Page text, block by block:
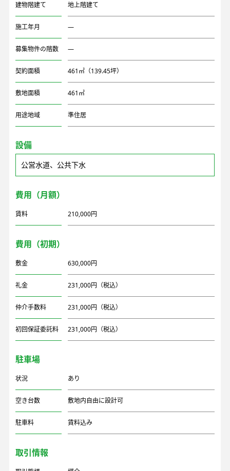
建物階建て 地上階建て
施工年月 ―
募集物件の階数 ―
契約面積 461㎡（139.45坪）
敷地面積 461㎡
用途地域 準住居
設備
公営水道、公共下水
費用（月額）
賃料 210,000円
費用（初期）
敷金 630,000円
礼金 231,000円（税込）
仲介手数料 231,000円（税込）
初回保証委託料 231,000円（税込）
駐車場
状況 あり
空き台数 敷地内自由に設計可
駐車料 賃料込み
取引情報